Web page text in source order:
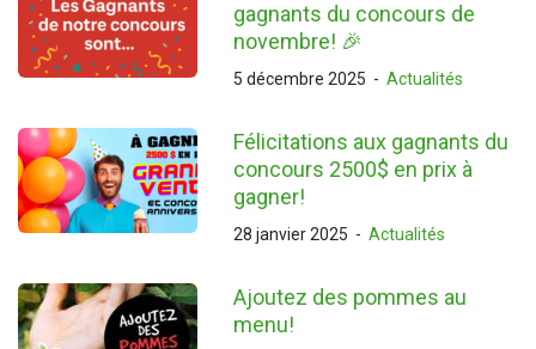
gagnants du concours de
novembre! 🎉
5 décembre 2025 - Actualités
Félicitations aux gagnants du
concours 2500$ en prix à
gagner!
28 janvier 2025 - Actualités
Ajoutez des pommes au
menu!